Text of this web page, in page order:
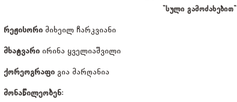
”სული გამოძახებით”
რეჟისორი მიხეილ ჩარკვიანი
მხატვარიირინა ყველიაშვილი
ქორეოგრაფიგია მარღანია
მონაწილეობენ: